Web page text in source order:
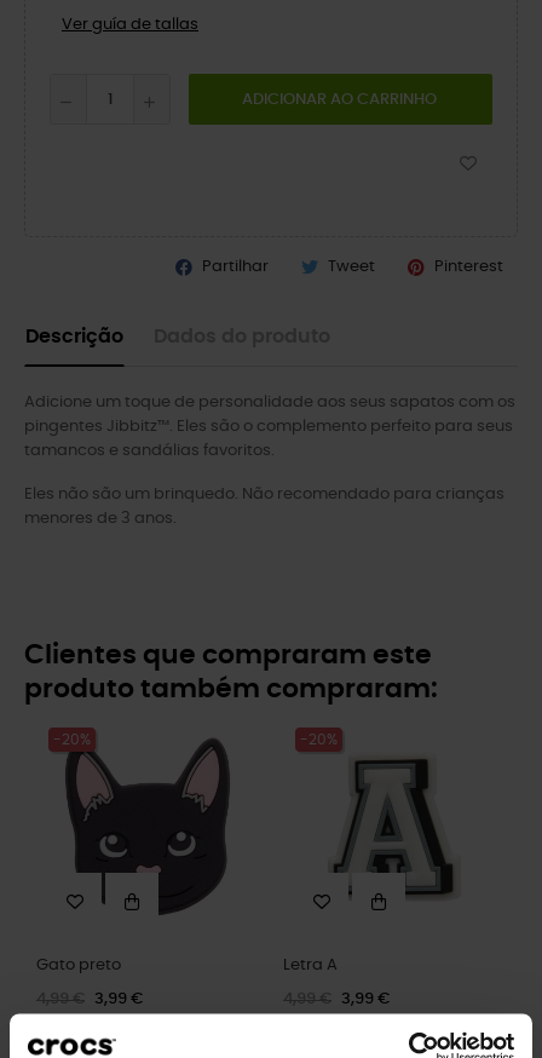
Ver guía de tallas
ADICIONAR AO CARRINHO
Partilhar Tweet Pinterest
Descrição
Adicione um toque de personalidade aos seus sapatos com os
pingentes Jibbitz™. Eles são o complemento perfeito para seus
tamancos e sandálias favoritos.
Eles não são um brinquedo. Não recomendado para crianças
menores de 3 anos.
Clientes que compraram este
produto também compraram:
-20%
Gato preto
4,99 € 3,99 €
-20%
Letra A
4,99 € 3,99 €